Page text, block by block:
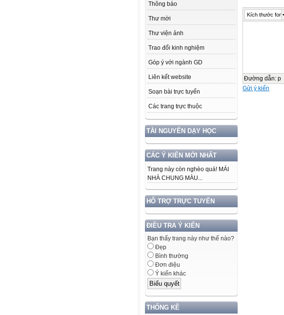
Thông báo
Thư mời
Thư viện ảnh
Trao đổi kinh nghiệm
Góp ý với ngành GD
Liên kết website
Soạn bài trực tuyến
Các trang trực thuộc
TÀI NGUYÊN DẠY HỌC
CÁC Ý KIẾN MỚI NHẤT
Trang này còn nghèo quá! MÁI
NHÀ CHUNG MÀU...
HỖ TRỢ TRỰC TUYẾN
ĐIỀU TRA Ý KIẾN
Bạn thấy trang này như thế nào?
Đẹp
Bình thường
Đơn điệu
Ý kiến khác
THỐNG KÊ
Kích thước font
Đường dẫn: p
Gửi ý kiến